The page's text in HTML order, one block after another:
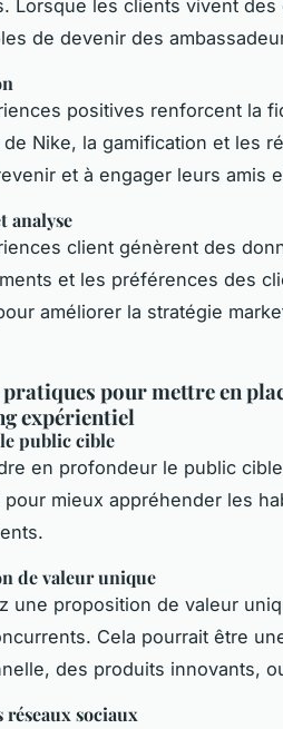
Lorsque les clients vivent
de devenir des
positives renforcent la
de Nike, la gamification et les
et à engager leurs amis
analyse
client génèrent des
et les préférences des
améliorer la stratégie
pour mettre en
expérientiel
public cible
en profondeur le public
pour mieux appréhender les
de valeur unique
une proposition de valeur
Cela pourrait être
des produits innovants,
réseaux sociaux